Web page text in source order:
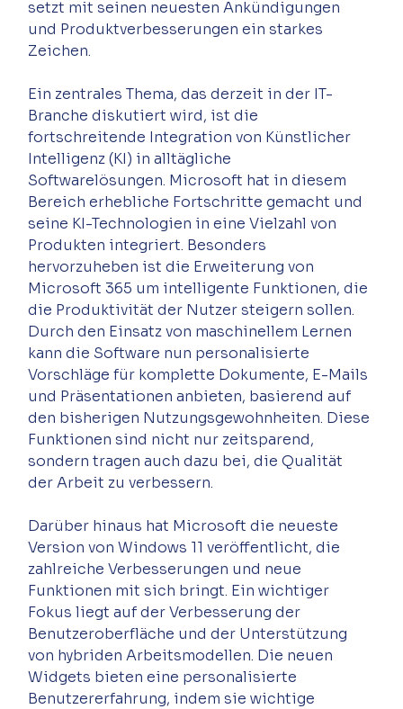
setzt mit seinen neuesten Ankündigungen
und Produktverbesserungen ein starkes
Ein zentrales Thema, das derzeit in der IT-
Branche diskutiert wird, ist die
fortschreitende Integration von Künstlicher
Intelligenz (KI) in alltägliche
Softwarelösungen. Microsoft hat in diesem
Bereich erhebliche Fortschritte gemacht und
seine KI-Technologien in eine Vielzahl von
Produkten integriert. Besonders
hervorzuheben ist die Erweiterung von
Microsoft 365 um intelligente Funktionen, die
die Produktivität der Nutzer steigern sollen.
Durch den Einsatz von maschinellem Lernen
kann die Software nun personalisierte
Vorschläge für komplette Dokumente, E-Mails
und Präsentationen anbieten, basierend auf
den bisherigen Nutzungsgewohnheiten. Diese
Funktionen sind nicht nur zeitsparend,
sondern tragen auch dazu bei, die Qualität
Darüber hinaus hat Microsoft die neueste
Version von Windows 11 veröffentlicht, die
zahlreiche Verbesserungen und neue
Funktionen mit sich bringt. Ein wichtiger
Fokus liegt auf der Verbesserung der
Benutzeroberfläche und der Unterstützung
von hybriden Arbeitsmodellen. Die neuen
Widgets bieten eine personalisierte
Benutzererfahrung, indem sie wichtige